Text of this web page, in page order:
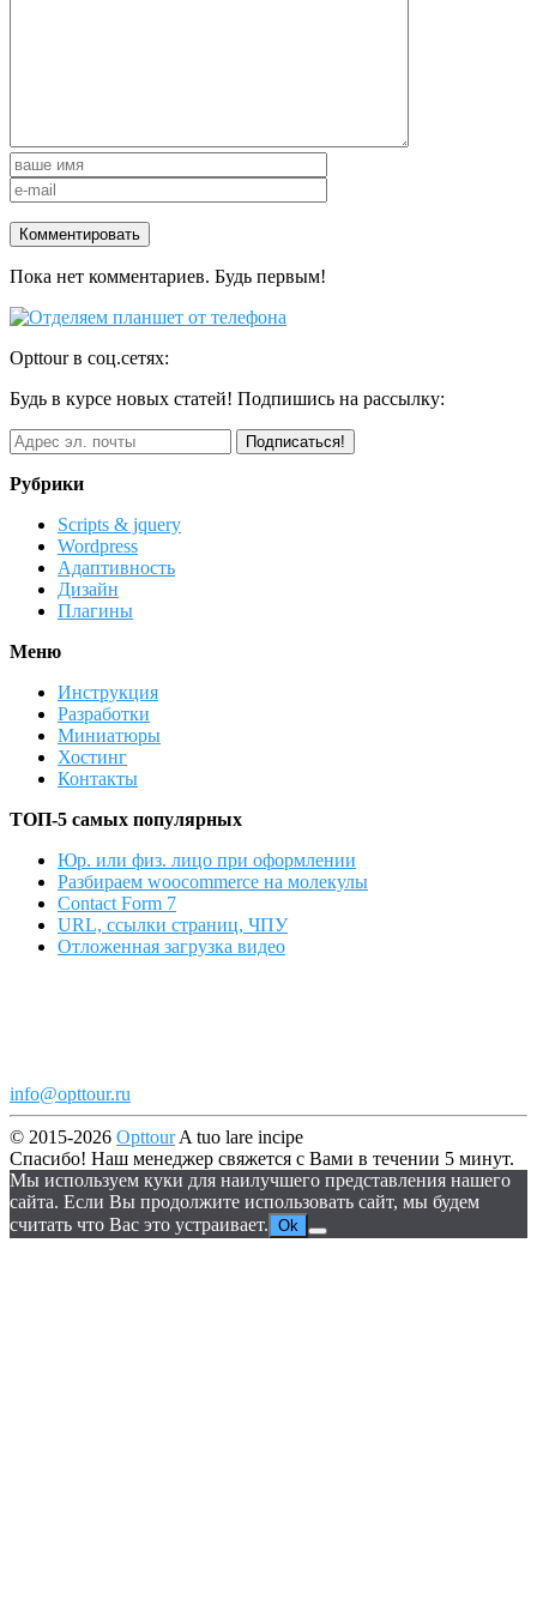
Пока нет комментариев. Будь первым!
Opttour в соц.сетях:
Будь в курсе новых статей! Подпишись на рассылку:
Рубрики
Scripts & jquery
Wordpress
Адаптивность
Дизайн
Плагины
Меню
Инструкция
Разработки
Миниатюры
Хостинг
Контакты
ТОП-5 самых популярных
Юр. или физ. лицо при оформлении
Разбираем woocommerce на молекулы
Contact Form 7
URL, ссылки страниц, ЧПУ
Отложенная загрузка видео
info@opttour.ru
© 2015-2026 OpttourA tuo lare incipe
Спасибо! Наш менеджер свяжется с Вами в течении 5 минут.
Мы используем куки для наилучшего представления нашего
сайта. Если Вы продолжите использовать сайт, мы будем
считать что Вас это устраивает. Ok